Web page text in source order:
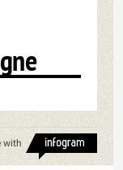
with